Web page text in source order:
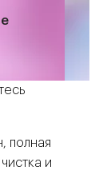
полная
и